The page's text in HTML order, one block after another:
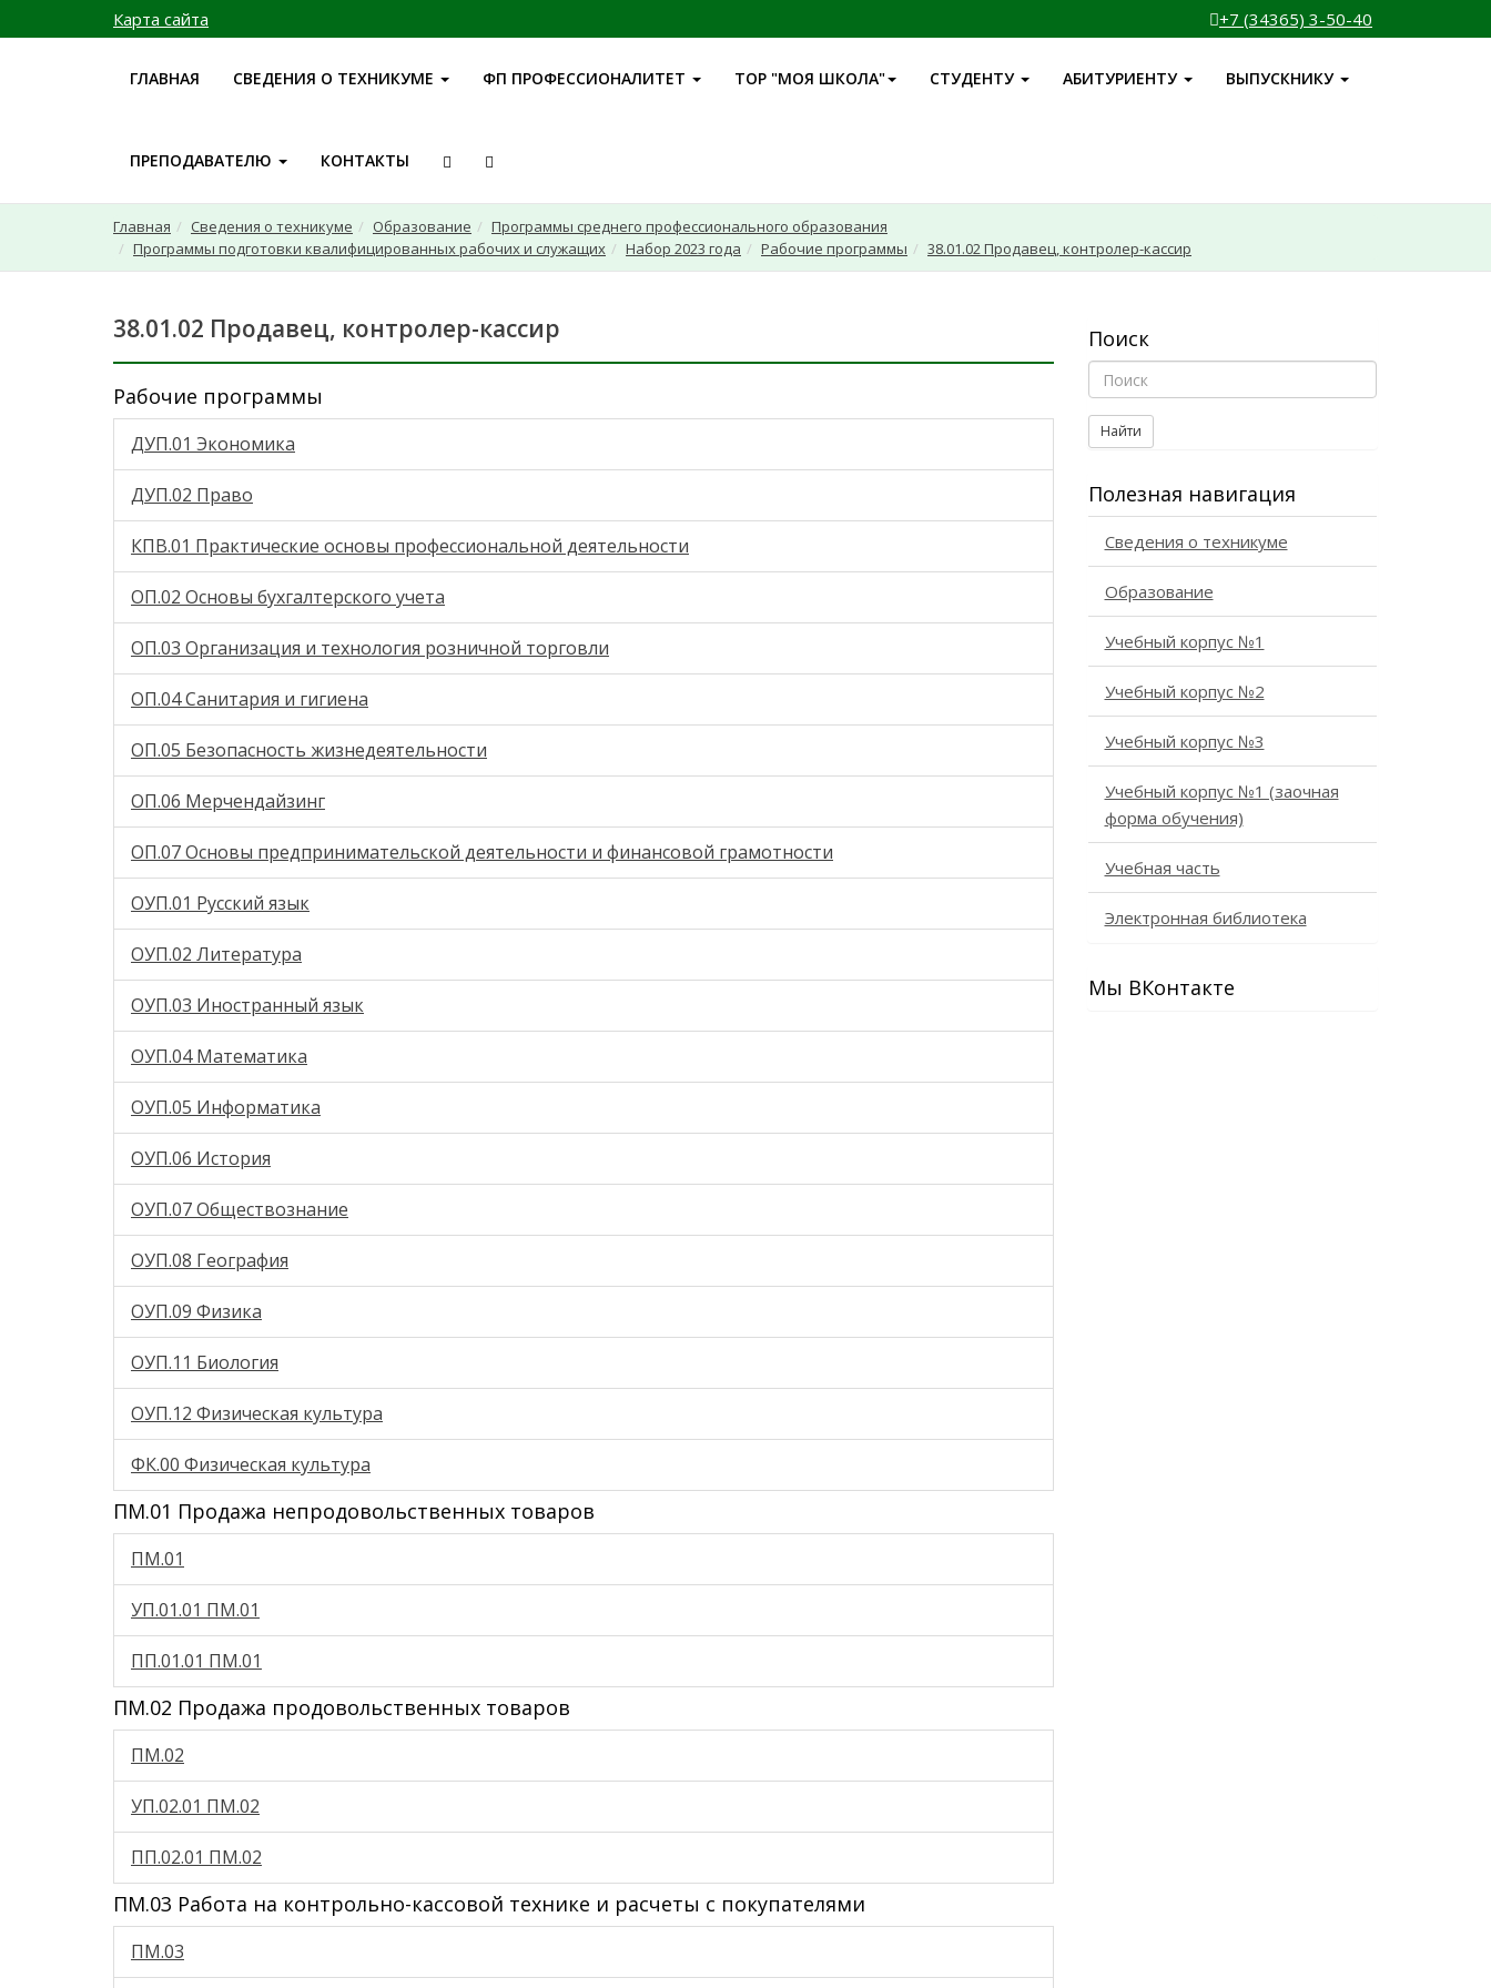
Карта сайта +7 (34365) 3-50-40
ГЛАВНАЯ СВЕДЕНИЯ О ТЕХНИКУМЕ ФП ПРОФЕССИОНАЛИТЕТ ТОР "МОЯ ШКОЛА" СТУДЕНТУ АБИТУРИЕНТУ ВЫПУСКНИКУ
ПРЕПОДАВАТЕЛЮ КОНТАКТЫ
Главная Сведения о техникуме Образование
Программы среднего профессионального образования
Программы подготовки квалифицированных рабочих и служащих
Набор 2023 года Рабочие программы 38.01.02 Продавец, контролер-кассир
38.01.02 Продавец, контролер-кассир
Рабочие программы
ДУП.01 Экономика
ДУП.02 Право
КПВ.01 Практические основы профессиональной деятельности
ОП.02 Основы бухгалтерского учета
ОП.03 Организация и технология розничной торговли
ОП.04 Санитария и гигиена
ОП.05 Безопасность жизнедеятельности
ОП.06 Мерчендайзинг
ОП.07 Основы предпринимательской деятельности и финансовой грамотности
ОУП.01 Русский язык
ОУП.02 Литература
ОУП.03 Иностранный язык
ОУП.04 Математика
ОУП.05 Информатика
ОУП.06 История
ОУП.07 Обществознание
ОУП.08 География
ОУП.09 Физика
ОУП.11 Биология
ОУП.12 Физическая культура
ФК.00 Физическая культура
ПМ.01 Продажа непродовольственных товаров
ПМ.01
УП.01.01 ПМ.01
ПП.01.01 ПМ.01
ПМ.02 Продажа продовольственных товаров
ПМ.02
УП.02.01 ПМ.02
ПП.02.01 ПМ.02
ПМ.03 Работа на контрольно-кассовой технике и расчеты с покупателями
ПМ.03
Поиск
Найти
Полезная навигация
Сведения о техникуме
Образование
Учебный корпус №1
Учебный корпус №2
Учебный корпус №3
Учебный корпус №1 (заочная
форма обучения)
Учебная часть
Электронная библиотека
Мы ВКонтакте